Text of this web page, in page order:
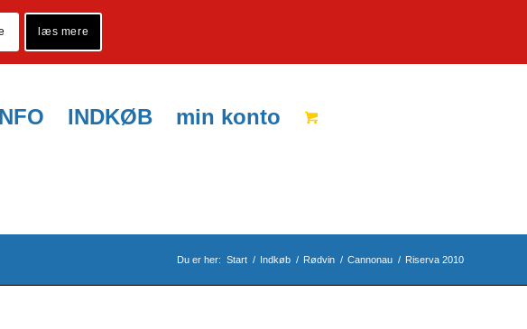
INDKØB min konto
Du er her: Start / Indkøb / Rødvin / Cannonau / Riserva 2010
læs mere